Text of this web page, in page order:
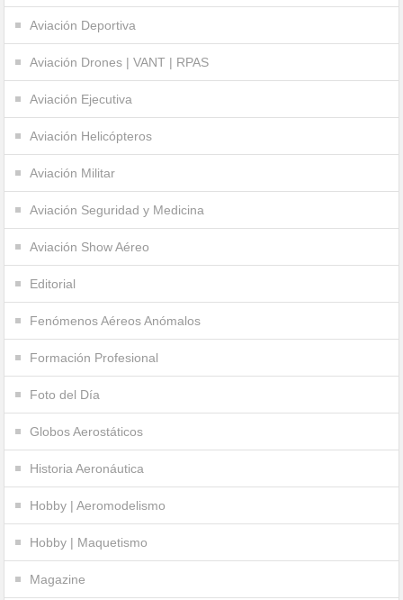
Aviación Deportiva
Aviación Drones | VANT | RPAS
Aviación Ejecutiva
Aviación Helicópteros
Aviación Militar
Aviación Seguridad y Medicina
Aviación Show Aéreo
Editorial
Fenómenos Aéreos Anómalos
Formación Profesional
Foto del Día
Globos Aerostáticos
Historia Aeronáutica
Hobby | Aeromodelismo
Hobby | Maquetismo
Magazine